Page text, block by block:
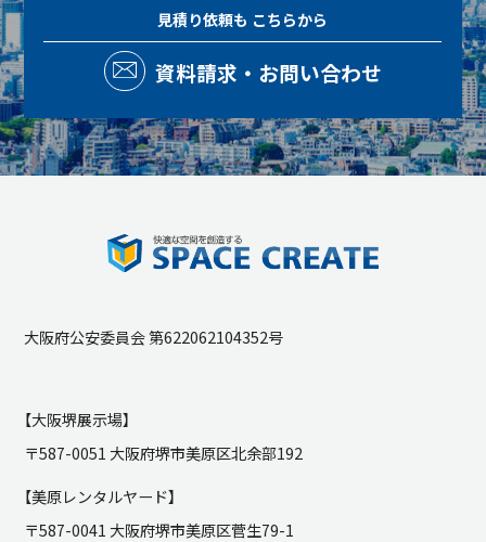
見積り依頼も こちらから
資料請求・お問い合わせ
大阪府公安委員会 第622062104352号
【大阪堺展示場】
〒587-0051 大阪府堺市美原区北余部192
【美原レンタルヤード】
〒587-0041 大阪府堺市美原区菅生79-1